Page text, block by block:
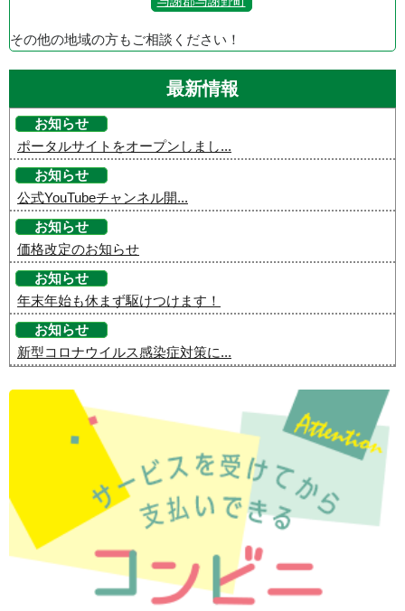
その他の地域の方もご相談ください！
最新情報
お知らせ
ポータルサイトをオープンしまし...
お知らせ
公式YouTubeチャンネル開...
お知らせ
価格改定のお知らせ
お知らせ
年末年始も休まず駆けつけます！
お知らせ
新型コロナウイルス感染症対策に...